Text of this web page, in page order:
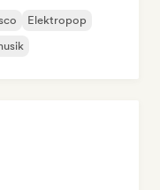
Elektropop